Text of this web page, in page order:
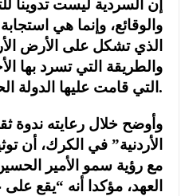
إن السردية ليست تدوينا
والوقائع، وإنما هي
الذي تشكل على الأرض
والطريقة التي تسرد بها
التي قامت عليها الدولة الحديثة.
وأوضح خلال رعايته ندوة
الأردنية” في الكرك، أن
مع رؤية سمو الأمير
العهد، مؤكدا أنه “يقع على